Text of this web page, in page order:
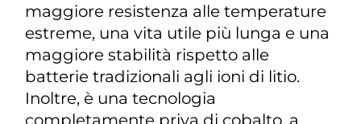
maggiore resistenza alle temperature
estreme, una vita utile più lunga e una
maggiore stabilità rispetto alle
batterie tradizionali agli ioni di litio.
Inoltre, è una tecnologia
completamente priva di cobalto, a